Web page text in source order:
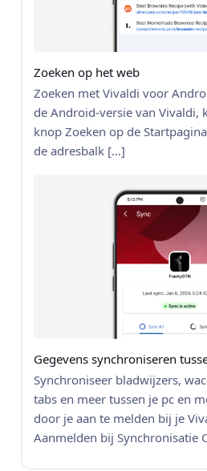
Zoeken op het web
Zoeken met Vivaldi voor
de Android-versie van Vivaldi,
knop Zoeken op de
de adresbalk […]
Gegevens synchroniseren
Synchroniseer bladwijzers,
tabs en meer tussen je pc en
door je aan te melden bij je
Aanmelden bij Synchronisatie